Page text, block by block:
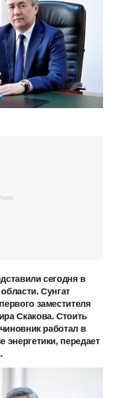
сегодня в
Сунгат
заместителя
Скакова. Стоить
работал в
энергетики, передает
.